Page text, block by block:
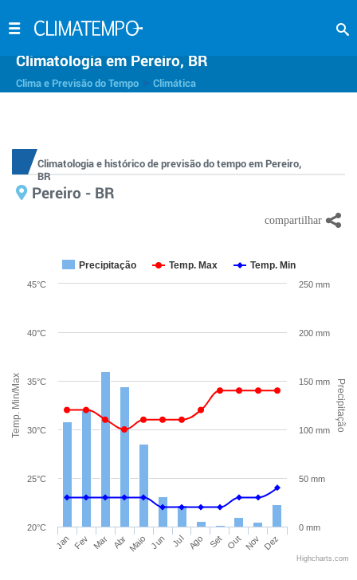
Climatologia em Pereiro, BR
Clima e Previsão do Tempo Climática
Climatologia e histórico de previsão do tempo em Pereiro,
BR
Pereiro - BR
Temp. Min/Max Precipitação
Precipitação Temp. Max Temp. Min
Jan Fev Mar Abr Maio Jun Jul Ago Set Out Nov Dez
20°C
25°C
30°C
35°C
40°C
45°C
0 mm
50 mm
100 mm
150 mm
200 mm
250 mm
Highcharts.com